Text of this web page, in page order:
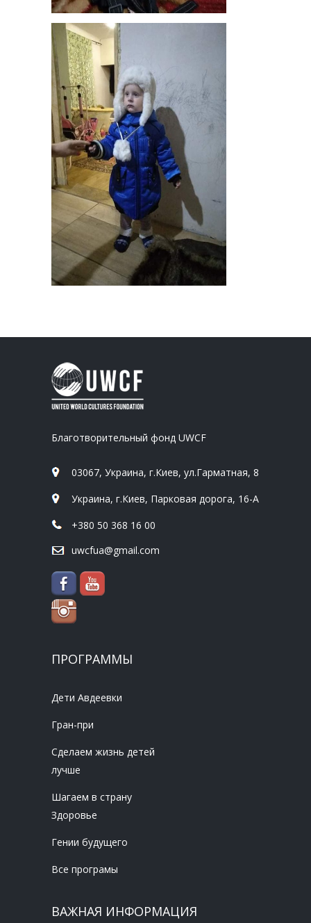
Благотворительный фонд UWCF
03067, Украина, г.Киев, ул.Гарматная, 8
Украина, г.Киев, Парковая дорога, 16-А
+380 50 368 16 00
uwcfua@gmail.com
ПРОГРАММЫ
Дети Авдеевки
Гран-при
Сделаем жизнь детей
лучше
Шагаем в страну
Здоровье
Гении будущего
Все програмы
ВАЖНАЯ ИНФОРМАЦИЯ